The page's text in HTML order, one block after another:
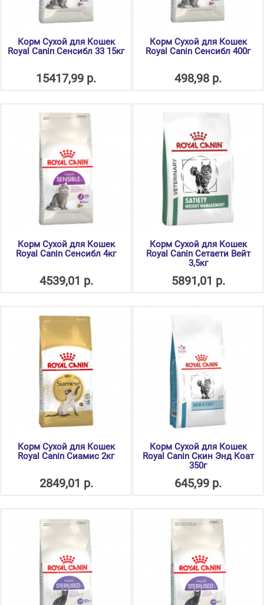
Корм Сухой для Кошек
Royal Canin Сенсибл 33 15кг
15417,99 р.
Корм Сухой для Кошек
Royal Canin Сенсибл 400г
498,98 р.
Корм Сухой для Кошек
Royal Canin Сенсибл 4кг
4539,01 р.
Корм Сухой для Кошек
Royal Canin Сетаети Вейт
3,5кг
5891,01 р.
Корм Сухой для Кошек
Royal Canin Сиамис 2кг
2849,01 р.
Корм Сухой для Кошек
Royal Canin Скин Энд Коат
350г
645,99 р.